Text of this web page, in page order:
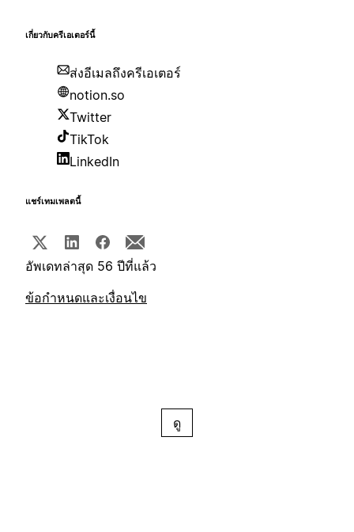
เกี่ยวกับครีเอเตอร์นี้
ส่งอีเมลถึงครีเอเตอร์
notion.so
Twitter
TikTok
LinkedIn
แชร์เทมเพลตนี้
อัพเดทล่าสุด 56 ปีที่แล้ว
ข้อกำหนดและเงื่อนไข
ดู